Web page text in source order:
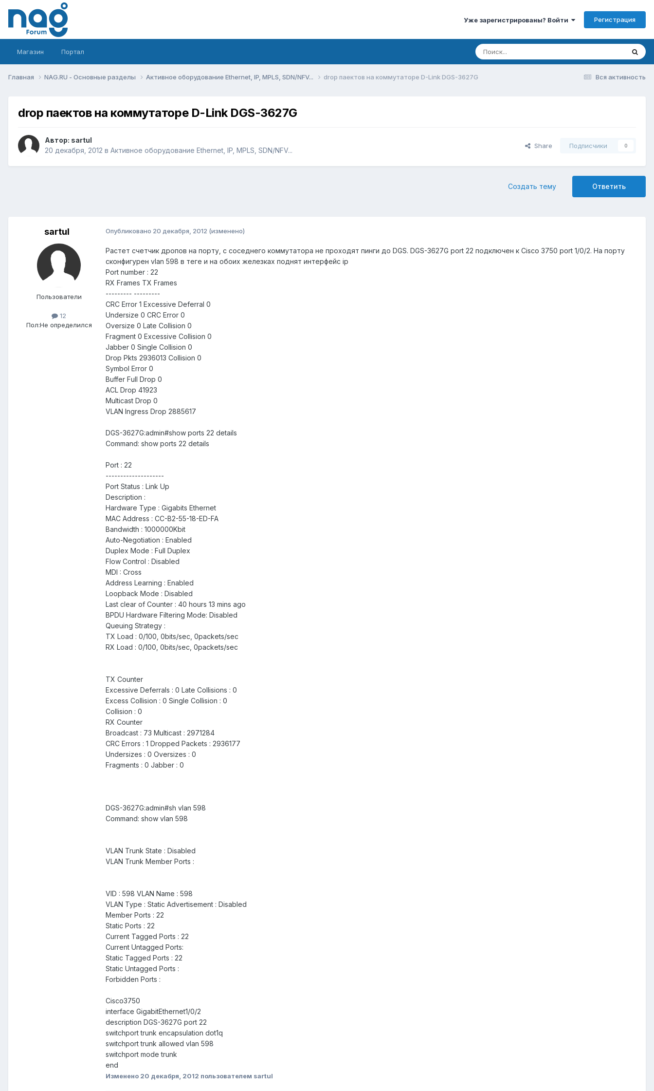
Уже зарегистрированы? Войти Регистрация
Магазин Портал
Вся активность
Главная NAG.RU - Основные разделы Активное оборудование Ethernet, IP, MPLS, SDN/NFV... drop паектов на коммутаторе D-Link DGS-3627G
drop паектов на коммутаторе D-Link DGS-3627G
Автор: sartul
20 декабря, 2012 в Активное оборудование Ethernet, IP, MPLS, SDN/NFV...
Share Подписчики 0
Ответить
Создать тему
sartul
Пользователи
12
Пол:Не определился
Опубликовано 20 декабря, 2012 (изменено)
Растет счетчик дропов на порту, с соседнего коммутатора не проходят пинги до DGS. DGS-3627G port 22 подключен к Cisco 3750 port 1/0/2. На порту
сконфигурен vlan 598 в теге и на обоих железках поднят интерфейс ip
Port number : 22
RX Frames TX Frames
--------- ---------
CRC Error 1 Excessive Deferral 0
Undersize 0 CRC Error 0
Oversize 0 Late Collision 0
Fragment 0 Excessive Collision 0
Jabber 0 Single Collision 0
Drop Pkts 2936013 Collision 0
Symbol Error 0
Buffer Full Drop 0
ACL Drop 41923
Multicast Drop 0
VLAN Ingress Drop 2885617
DGS-3627G:admin#show ports 22 details
Command: show ports 22 details
Port : 22
--------------------
Port Status : Link Up
Description :
Hardware Type : Gigabits Ethernet
MAC Address : CC-B2-55-18-ED-FA
Bandwidth : 1000000Kbit
Auto-Negotiation : Enabled
Duplex Mode : Full Duplex
Flow Control : Disabled
MDI : Cross
Address Learning : Enabled
Loopback Mode : Disabled
Last clear of Counter : 40 hours 13 mins ago
BPDU Hardware Filtering Mode: Disabled
Queuing Strategy :
TX Load : 0/100, 0bits/sec, 0packets/sec
RX Load : 0/100, 0bits/sec, 0packets/sec
TX Counter
Excessive Deferrals : 0 Late Collisions : 0
Excess Collision : 0 Single Collision : 0
Collision : 0
RX Counter
Broadcast : 73 Multicast : 2971284
CRC Errors : 1 Dropped Packets : 2936177
Undersizes : 0 Oversizes : 0
Fragments : 0 Jabber : 0
DGS-3627G:admin#sh vlan 598
Command: show vlan 598
VLAN Trunk State : Disabled
VLAN Trunk Member Ports :
VID : 598 VLAN Name : 598
VLAN Type : Static Advertisement : Disabled
Member Ports : 22
Static Ports : 22
Current Tagged Ports : 22
Current Untagged Ports:
Static Tagged Ports : 22
Static Untagged Ports :
Forbidden Ports :
Cisco3750
interface GigabitEthernet1/0/2
description DGS-3627G port 22
switchport trunk encapsulation dot1q
switchport trunk allowed vlan 598
switchport mode trunk
end
Изменено 20 декабря, 2012 пользователем sartul